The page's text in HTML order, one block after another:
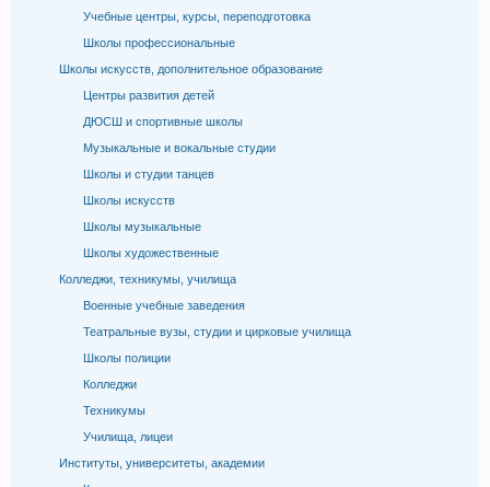
Учебные центры, курсы, переподготовка
Школы профессиональные
Школы искусств, дополнительное образование
Центры развития детей
ДЮСШ и спортивные школы
Музыкальные и вокальные студии
Школы и студии танцев
Школы искусств
Школы музыкальные
Школы художественные
Колледжи, техникумы, училища
Военные учебные заведения
Театральные вузы, студии и цирковые училища
Школы полиции
Колледжи
Техникумы
Училища, лицеи
Институты, университеты, академии